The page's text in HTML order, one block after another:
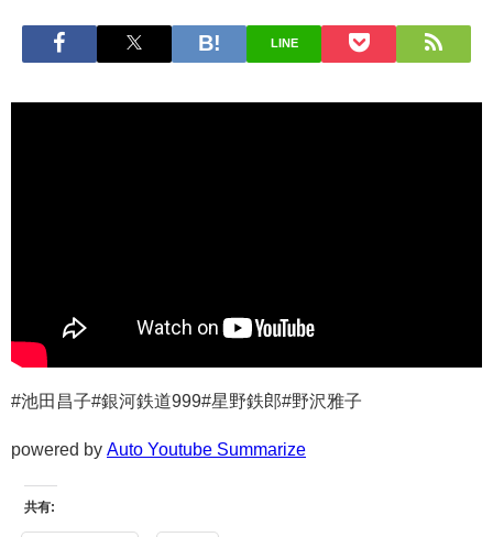
LINE
#池田昌子#銀河鉄道999#星野鉄郎#野沢雅子
powered by Auto Youtube Summarize
共有: